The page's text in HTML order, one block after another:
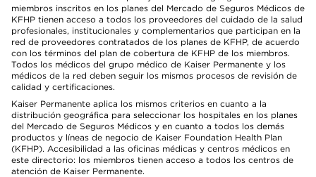
miembros inscritos en los planes del Mercado de Seguros Médicos de
KFHP tienen acceso a todos los proveedores del cuidado de la salud
profesionales, institucionales y complementarios que participan en la
red de proveedores contratados de los planes de KFHP, de acuerdo
con los términos del plan de cobertura de KFHP de los miembros.
Todos los médicos del grupo médico de Kaiser Permanente y los
médicos de la red deben seguir los mismos procesos de revisión de
calidad y certificaciones.
Kaiser Permanente aplica los mismos criterios en cuanto a la
distribución geográfica para seleccionar los hospitales en los planes
del Mercado de Seguros Médicos y en cuanto a todos los demás
productos y líneas de negocio de Kaiser Foundation Health Plan
(KFHP). Accesibilidad a las oficinas médicas y centros médicos en
este directorio: los miembros tienen acceso a todos los centros de
atención de Kaiser Permanente.